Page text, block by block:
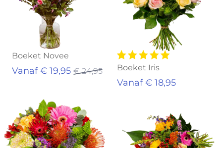
Boeket Novee
Vanaf € 19,95 € 24,95 Boeket Iris
Vanaf € 18,95